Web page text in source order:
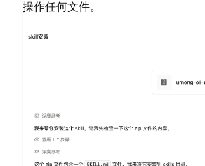
操作任何文件。